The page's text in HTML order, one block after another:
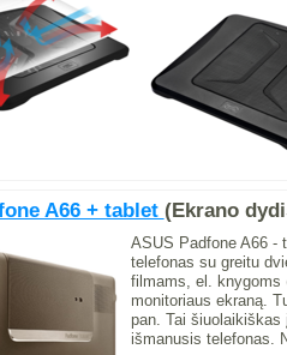
A66 + tablet (Ekrano
ASUS Padfone A66 -
telefonas su greitu
filmams, el. knygoms
monitoriaus ekraną.
pan. Tai
išmanusis telefonas.